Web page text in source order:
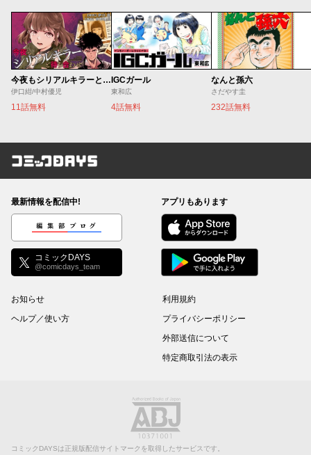
今夜もシリアルキラーと待ち合わせ
伊口紺/中村優児
11話無料
IGCガール
東和広
4話無料
なんと孫六
さだやす圭
232話無料
コミックDAYS
最新情報を配信中!
編集部ブログ
コミックDAYS
@comicdays_team
アプリもあります
お知らせ
ヘルプ／使い方
利用規約
プライバシーポリシー
外部送信について
特定商取引法の表示
コミックDAYSは正規版配信サイトマークを取得したサービスです。